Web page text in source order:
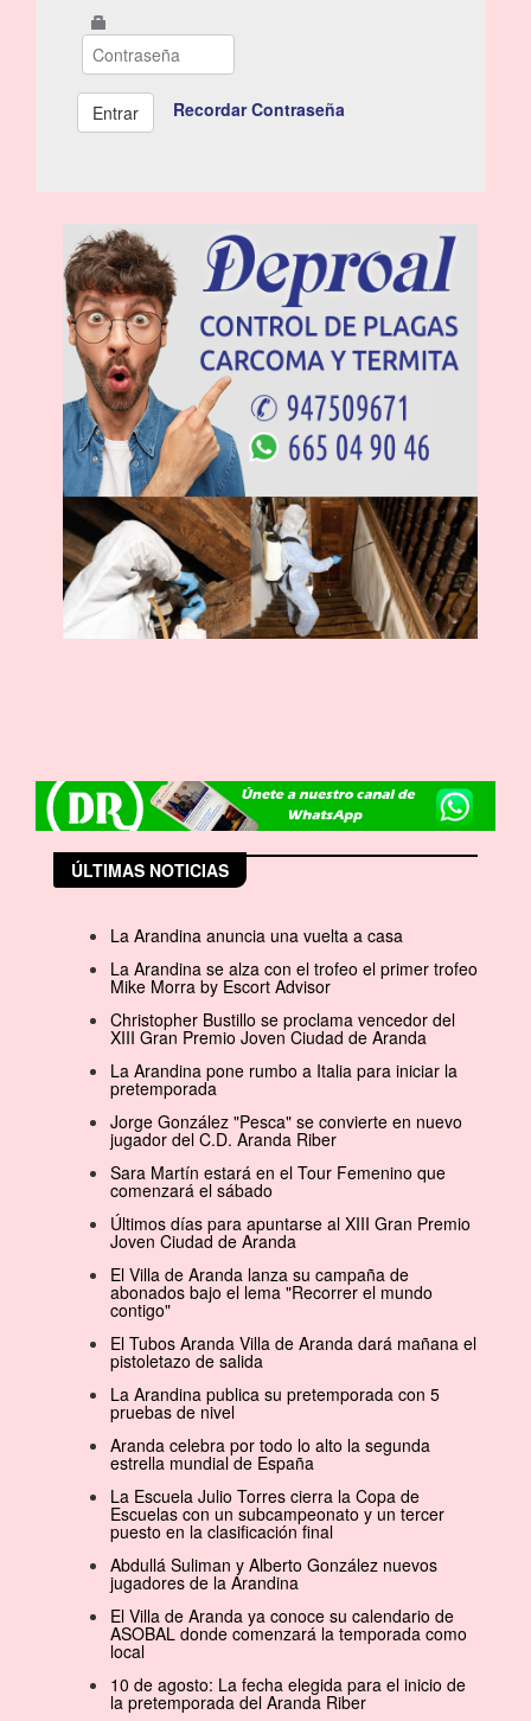
Recordar Contraseña
ÚLTIMAS NOTICIAS
La Arandina anuncia una vuelta a casa
La Arandina se alza con el trofeo el primer trofeo
Mike Morra by Escort Advisor
Christopher Bustillo se proclama vencedor del
XIII Gran Premio Joven Ciudad de Aranda
La Arandina pone rumbo a Italia para iniciar la
pretemporada
Jorge González "Pesca" se convierte en nuevo
jugador del C.D. Aranda Riber
Sara Martín estará en el Tour Femenino que
comenzará el sábado
Últimos días para apuntarse al XIII Gran Premio
Joven Ciudad de Aranda
El Villa de Aranda lanza su campaña de
abonados bajo el lema "Recorrer el mundo
contigo"
El Tubos Aranda Villa de Aranda dará mañana el
pistoletazo de salida
La Arandina publica su pretemporada con 5
pruebas de nivel
Aranda celebra por todo lo alto la segunda
estrella mundial de España
La Escuela Julio Torres cierra la Copa de
Escuelas con un subcampeonato y un tercer
puesto en la clasificación final
Abdullá Suliman y Alberto González nuevos
jugadores de la Arandina
El Villa de Aranda ya conoce su calendario de
ASOBAL donde comenzará la temporada como
local
10 de agosto: La fecha elegida para el inicio de
la pretemporada del Aranda Riber